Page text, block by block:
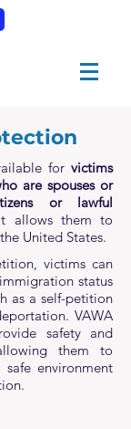
for victims
are spouses or
or lawful
allows them to
United States.
victims can
status
as a self-petition
VAWA
safety and
them to
environment